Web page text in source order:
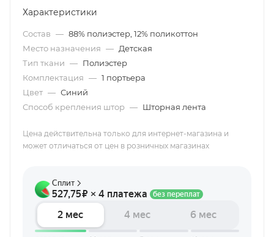
Характеристики
Состав — 88% полиэстер, 12% поликоттон
Место назначения — Детская
Тип ткани — Полиэстер
Комплектация — 1 портьера
Цвет — Синий
Способ крепления штор — Шторная лента
Цена действительна только для интернет-магазина и
может отличаться от цен в розничных магазинах